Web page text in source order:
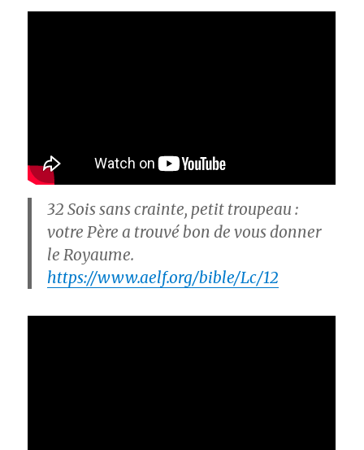
32 Sois sans crainte, petit troupeau :
votre Père a trouvé bon de vous donner
le Royaume.
https://www.aelf.org/bible/Lc/12